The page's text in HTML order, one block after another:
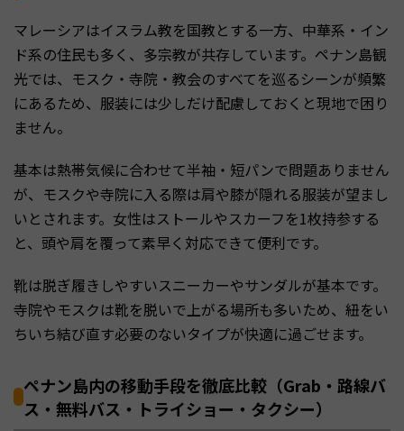
マレーシアはイスラム教を国教とする一方、中華系・イン
ド系の住民も多く、多宗教が共存しています。ペナン島観
光では、モスク・寺院・教会のすべてを巡るシーンが頻繁
にあるため、服装には少しだけ配慮しておくと現地で困り
ません。
基本は熱帯気候に合わせて半袖・短パンで問題ありません
が、モスクや寺院に入る際は肩や膝が隠れる服装が望まし
いとされます。女性はストールやスカーフを1枚持参する
と、頭や肩を覆って素早く対応できて便利です。
靴は脱ぎ履きしやすいスニーカーやサンダルが基本です。
寺院やモスクは靴を脱いで上がる場所も多いため、紐をい
ちいち結び直す必要のないタイプが快適に過ごせます。
ペナン島内の移動手段を徹底比較（Grab・路線バ
ス・無料バス・トライショー・タクシー）